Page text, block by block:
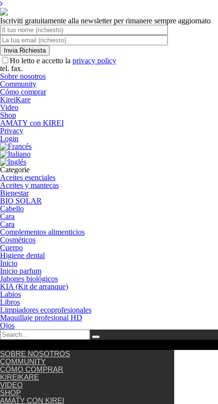
Iscriviti gratuitamente alla newsletter per rimanere sempre aggiornato
Ho letto e accetto la privacy policy
tel. fax.
Sobre nosotros
Community
Cómo comprar
KireiKare
Video
Shop
AMATY con KIREI
Privacy
Login
Categorie
Aceites esenciales
Aceites y mantecas
Bienestar
BIO SOLAR
Cabello
Cara
Cara
Complementos alimenticios
Cosméticos
Cuerpo
Higiene dental
Inicio
Inicio parfum
Jabones biológicos
KIA (Kit de arranque)
Labios
Libros
Limpiadores ecoprofesionales
Maquillaje profesional HD
Ojos
SOBRE NOSOTROS
COMMUNITY
CÓMO COMPRAR
KIREIKARE
VIDEO
SHOP
AMATY CON KIREI